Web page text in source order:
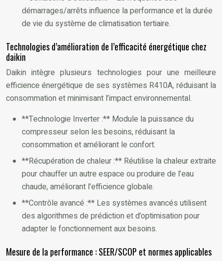
démarrages/arrêts influence la performance et la durée
de vie du système de climatisation tertiaire.
Technologies d’amélioration de l’efficacité énergétique chez
daikin
Daikin intègre plusieurs technologies pour une meilleure
efficience énergétique de ses systèmes R410A, réduisant la
consommation et minimisant l’impact environnemental.
**Technologie Inverter :** Module la puissance du
compresseur selon les besoins, réduisant la
consommation et améliorant le confort.
**Récupération de chaleur :** Réutilise la chaleur extraite
pour chauffer un autre espace ou produire de l’eau
chaude, améliorant l’efficience globale.
**Contrôle avancé :** Les systèmes avancés utilisent
des algorithmes de prédiction et d’optimisation pour
adapter le fonctionnement aux besoins.
Mesure de la performance : SEER/SCOP et normes applicables